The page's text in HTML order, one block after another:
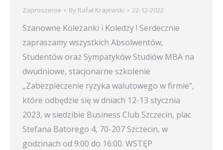
Zaproszenie By Rafał Krajewski 22-12-2022
Szanowne Koleżanki i Koledzy ! Serdecznie
zapraszamy wszystkich Absolwentów,
Studentów oraz Sympatyków Studiów MBA na
dwudniowe, stacjonarne szkolenie
„Zabezpieczenie ryzyka walutowego w firmie”,
które odbędzie się w dniach 12-13 stycznia
2023, w siedzibie Business Club Szczecin, plac
Stefana Batorego 4, 70-207 Szczecin, w
godzinach od 9:00 do 16:00. WSTĘP